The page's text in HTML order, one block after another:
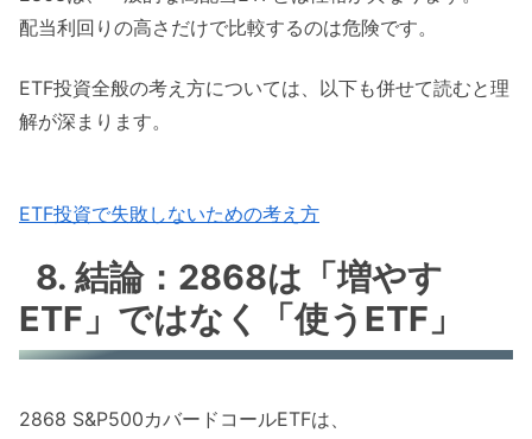
配当利回りの高さだけで比較するのは危険です。
ETF投資全般の考え方については、以下も併せて読むと理
解が深まります。
ETF投資で失敗しないための考え方
8. 結論：2868は「増やす
ETF」ではなく「使うETF」
2868 S&P500カバードコールETFは、